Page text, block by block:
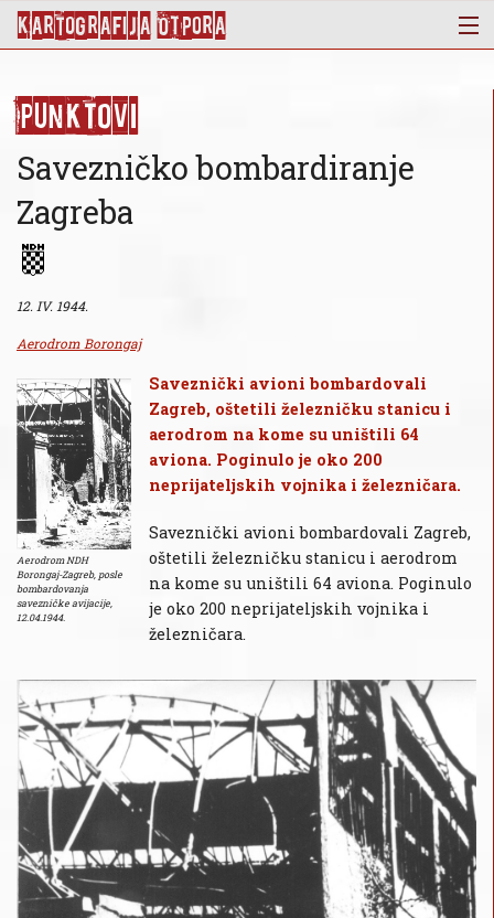
KArtoGrAFIJA OTPorA
Punktovi
Slojevi
Novosti
Publikacije
O nama
Punktovi
Savezničko bombardiranje
Zagreba
12. IV. 1944.
Aerodrom Borongaj
Aerodrom NDH
Borongaj-Zagreb, posle
bombardovanja
savezničke avijacije,
12.04.1944.
Saveznički avioni bombardovali
Zagreb, oštetili železničku stanicu i
aerodrom na kome su uništili 64
aviona. Poginulo je oko 200
neprijateljskih vojnika i železničara.
Saveznički avioni bombardovali Zagreb,
oštetili železničku stanicu i aerodrom
na kome su uništili 64 aviona. Poginulo
je oko 200 neprijateljskih vojnika i
železničara.